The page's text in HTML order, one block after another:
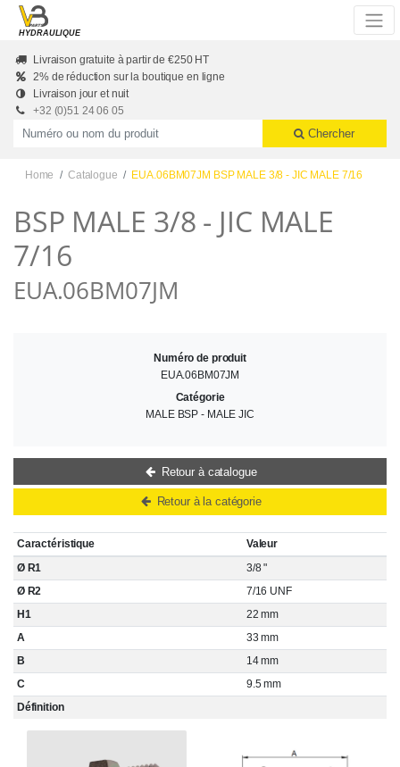
Skip to main content
HYDRAULIQUE
Livraison gratuite à partir de €250 HT
2% de réduction sur la boutique en ligne
Livraison jour et nuit
+32 (0)51 24 06 05
Productnummer of naam
Chercher
Home Catalogue EUA.06BM07JM BSP MALE 3/8 - JIC MALE 7/16
BSP MALE 3/8 - JIC MALE
7/16
EUA.06BM07JM
Caractéristique
Valeur
Ø R1
3/8 "
Ø R2
7/16 UNF
H1
22 mm
A
33 mm
B
14 mm
C
9.5 mm
Définition
Numéro de produit
EUA.06BM07JM
Catégorie
MALE BSP - MALE JIC
Retour à catalogue
Retour à la catégorie